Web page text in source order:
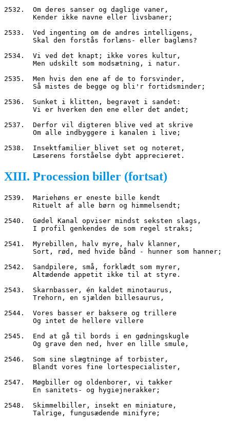
2532.  Om deres sanser og daglige vaner,
       Kender ikke navne eller livsbaner;
2533.  Ved ingenting om de andres intelligens,
       Skal den forstås forlæns- eller baglæns?
2534.  Vi ved det knapt; ikke vores kultur,
       Men udskilt som modsætning, i natur.
2535.  Men hvis den ene af de to forsvinder,
       Så mistes de begge og bli'r fortidsminder;
2536.  Sunket i klitten, begravet i sandet:
       Vi er hverken den ene eller det andet;
2537.  Derfor vil digteren blive ved at skrive
       Om alle indbyggere i kanalen i live;
2538.  Insektfamilier blivet set og noteret,
       Læserens forståelse dybt apprecieret.
XIII. Procession biller (fortsat)
2539.  Mariehøns er eneste bille kendt
       Rituelt af alle børn og himmelsendt;
2540.  Gødel Kanal opviser mindst seksten slags,
       I profil genkendes de som regel straks;
2541.  Myrebillen, halv myre, halv klanner,
       Sort, rød, med hvide bånd - hunner som hanner;
2542.  Sandpilere, små, forklædt som myrer,
       Altædende appetit ikke til at styre.
2543.  Skarnbasser, én kaldet minotaurus,
       Trehorn, en sjælden billesaurus,
2544.  Vores basser er baksere og trillere
       Og intet de hellere villere
2545.  End at gå til bords i en gødningskugle
       Og grave den ned, hver en lille smule,
2546.  Som sine slægtninge af torbister,
       Blandt vores fine lortespecialister,
2547.  Møgbiller og oldenborer, vi takker
       En sanitets- og hygiejnerakker;
2548.  Skimmelbiller, insekt en miniature,
       Talrige, fungusædende minifyre;